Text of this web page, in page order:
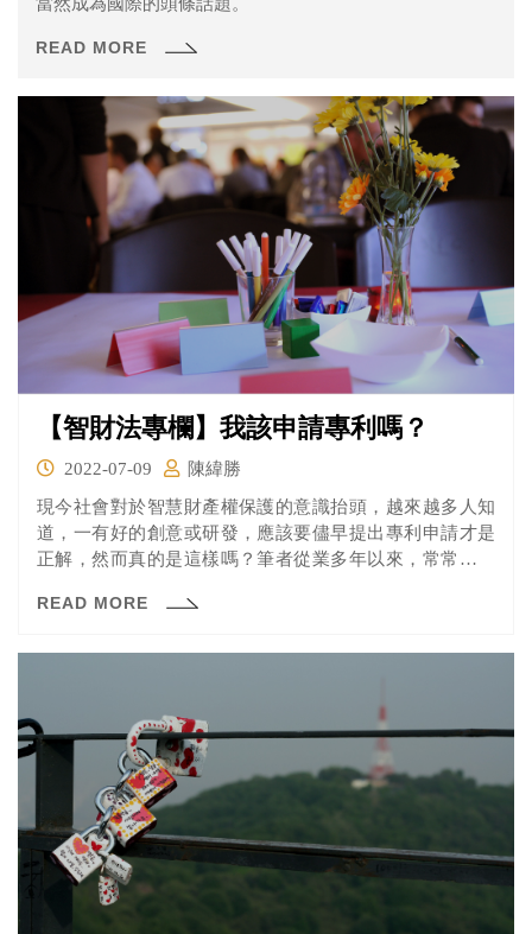
READ MORE
【智財法專欄】我該申請專利嗎？
2022-07-09
陳緯勝
現今社會對於智慧財產權保護的意識抬頭，越來越多人知
道，一有好的創意或研發，應該要儘早提出專利申請才是
正解，然而真的是這樣嗎？筆者從業多年以來，常常遇到
來幾個專利的常見謬誤，當您在申請專利時，最好可以再
READ MORE